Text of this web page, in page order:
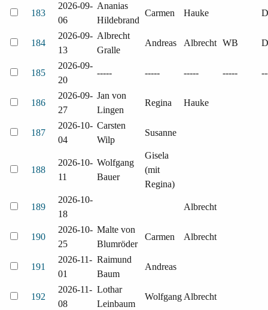
183
2026-09-
06
Ananias
Hildebrand
Carmen Hauke
184
2026-09-
13
Albrecht
Gralle
Andreas Albrecht WB
185
2026-09-
20
----- ----- ----- -----
186
2026-09-
27
Jan von
Lingen
Regina Hauke
187
2026-10-
04
Carsten
Wilp
Susanne
188
2026-10-
11
Wolfgang
Bauer
Gisela
(mit
Regina)
189
2026-10-
18
Albrecht
190
2026-10-
25
Malte von
Blumröder
Carmen Albrecht
191
2026-11-
01
Raimund
Baum
Andreas
192
2026-11-
08
Lothar
Leinbaum
Wolfgang Albrecht